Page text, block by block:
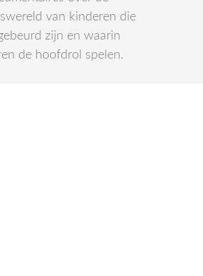
van kinderen die
zijn en waarin
de hoofdrol spelen.